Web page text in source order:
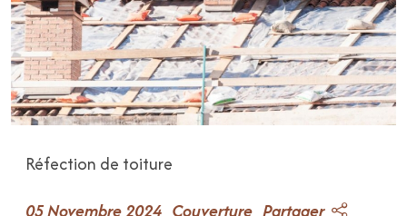
Réfection de toiture
05 Novembre 2024 Couverture Partager